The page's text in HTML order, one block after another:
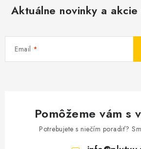
Aktuálne novinky a akcie
Email
Pomôžeme vám s
Potrebujete s niečím poradiť?